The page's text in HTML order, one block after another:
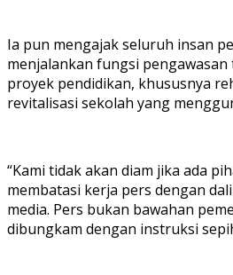
Ia pun mengajak seluruh insan
menjalankan fungsi
proyek pendidikan, khususnya
revitalisasi sekolah yang
“Kami tidak akan diam jika ada
membatasi kerja pers dengan
media. Pers bukan bawahan
dibungkam dengan instruksi